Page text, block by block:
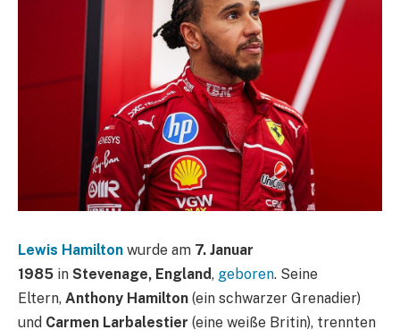
Lewis Hamilton wurde am 7. Januar
1985 in Stevenage, England, geboren. Seine
Eltern, Anthony Hamilton (ein schwarzer Grenadier)
und Carmen Larbalestier (eine weiße Britin), trennten